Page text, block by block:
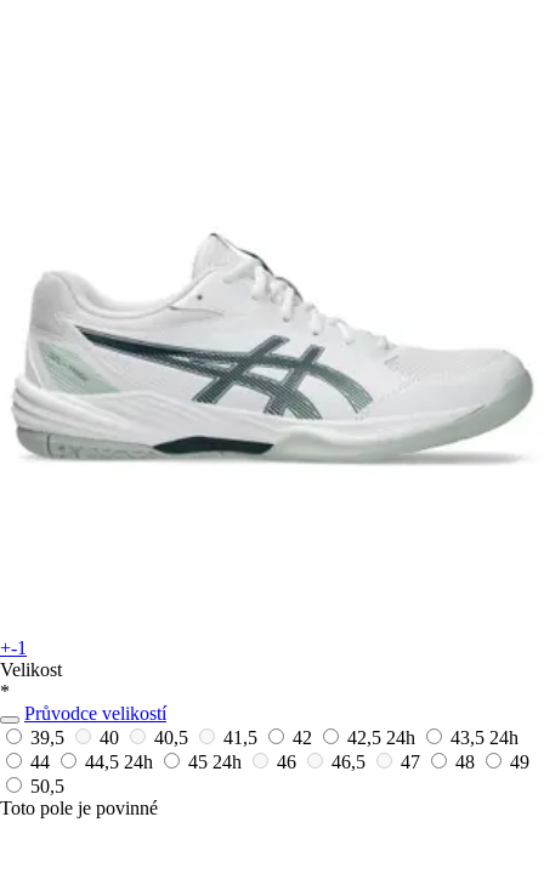
+-1
Velikost
*
Průvodce velikostí
39,5
40 40,5 41,5 42 42,5 24h 43,5 24h
44
44,5 24h 45 24h 46 46,5 47 48
49
50,5
Toto pole je povinné